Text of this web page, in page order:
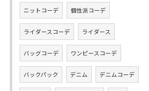
ニットコーデ 個性派コーデ
ライダースコーデ ライダース
バッグコーデ ワンピースコーデ
バックパック デニム デニムコーデ